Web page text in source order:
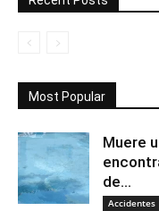
Most Popular
Muere
de...
Accidentes